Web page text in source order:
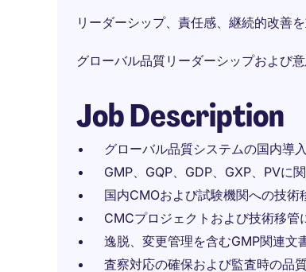
リーダーシップ、責任感、継続的改善
グローバル品質リーダーシップおよび
Job Description
グローバル品質システムの国内導
GMP、GQP、GDP、GXP、PVに
国内CMOおよび試験機関への技
CMCプロジェクトおよび技術移
逸脱、変更管理を含むGMP関連文
査察対応の確保および監査時の品